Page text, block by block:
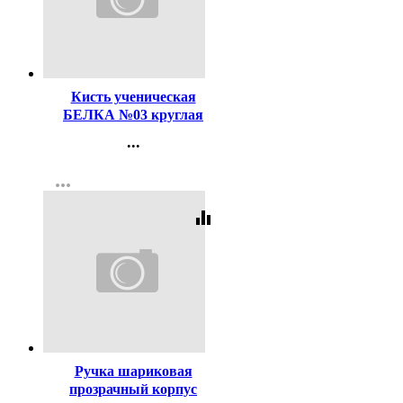
Кисть ученическая
БЕЛКА №03 круглая
...
Регистрация
more_horiz
equalizer
Ручка шариковая
прозрачный корпус